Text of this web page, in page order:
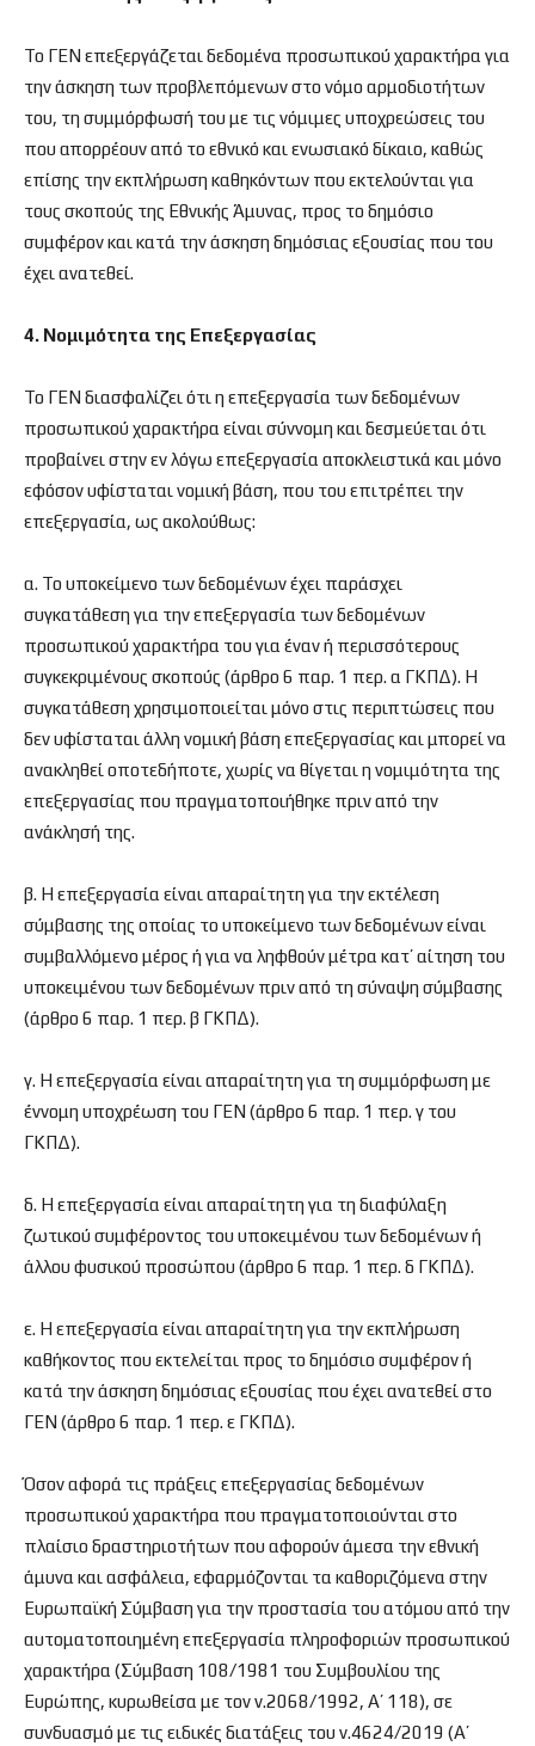
Το ΓΕΝ επεξεργάζεται δεδομένα προσωπικού χαρακτήρα για
την άσκηση των προβλεπόμενων στο νόμο αρμοδιοτήτων
του, τη συμμόρφωσή του με τις νόμιμες υποχρεώσεις του
που απορρέουν από το εθνικό και ενωσιακό δίκαιο, καθώς
επίσης την εκπλήρωση καθηκόντων που εκτελούνται για
τους σκοπούς της Εθνικής Άμυνας, προς το δημόσιο
συμφέρον και κατά την άσκηση δημόσιας εξουσίας που του
έχει ανατεθεί.
4. Νομιμότητα της Επεξεργασίας
Το ΓΕΝ διασφαλίζει ότι η επεξεργασία των δεδομένων
προσωπικού χαρακτήρα είναι σύννομη και δεσμεύεται ότι
προβαίνει στην εν λόγω επεξεργασία αποκλειστικά και μόνο
εφόσον υφίσταται νομική βάση, που του επιτρέπει την
επεξεργασία, ως ακολούθως:
α. Το υποκείμενο των δεδομένων έχει παράσχει
συγκατάθεση για την επεξεργασία των δεδομένων
προσωπικού χαρακτήρα του για έναν ή περισσότερους
συγκεκριμένους σκοπούς (άρθρο 6 παρ. 1 περ. α ΓΚΠΔ). Η
συγκατάθεση χρησιμοποιείται μόνο στις περιπτώσεις που
δεν υφίσταται άλλη νομική βάση επεξεργασίας και μπορεί να
ανακληθεί οποτεδήποτε, χωρίς να θίγεται η νομιμότητα της
επεξεργασίας που πραγματοποιήθηκε πριν από την
ανάκλησή της.
β. Η επεξεργασία είναι απαραίτητη για την εκτέλεση
σύμβασης της οποίας το υποκείμενο των δεδομένων είναι
συμβαλλόμενο μέρος ή για να ληφθούν μέτρα κατ’ αίτηση του
υποκειμένου των δεδομένων πριν από τη σύναψη σύμβασης
(άρθρο 6 παρ. 1 περ. β ΓΚΠΔ).
γ. Η επεξεργασία είναι απαραίτητη για τη συμμόρφωση με
έννομη υποχρέωση του ΓΕΝ (άρθρο 6 παρ. 1 περ. γ του
ΓΚΠΔ).
δ. Η επεξεργασία είναι απαραίτητη για τη διαφύλαξη
ζωτικού συμφέροντος του υποκειμένου των δεδομένων ή
άλλου φυσικού προσώπου (άρθρο 6 παρ. 1 περ. δ ΓΚΠΔ).
ε. Η επεξεργασία είναι απαραίτητη για την εκπλήρωση
καθήκοντος που εκτελείται προς το δημόσιο συμφέρον ή
κατά την άσκηση δημόσιας εξουσίας που έχει ανατεθεί στο
ΓΕΝ (άρθρο 6 παρ. 1 περ. ε ΓΚΠΔ).
Όσον αφορά τις πράξεις επεξεργασίας δεδομένων
προσωπικού χαρακτήρα που πραγματοποιούνται στο
πλαίσιο δραστηριοτήτων που αφορούν άμεσα την εθνική
άμυνα και ασφάλεια, εφαρμόζονται τα καθοριζόμενα στην
Ευρωπαϊκή Σύμβαση για την προστασία του ατόμου από την
αυτοματοποιημένη επεξεργασία πληροφοριών προσωπικού
χαρακτήρα (Σύμβαση 108/1981 του Συμβουλίου της
Ευρώπης, κυρωθείσα με τον ν.2068/1992, Α’ 118), σε
συνδυασμό με τις ειδικές διατάξεις του ν.4624/2019 (Α’